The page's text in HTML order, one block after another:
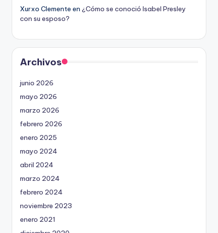
Xurxo Clemente en ¿Cómo se conoció Isabel Presley
con su esposo?
Archivos
junio 2026
mayo 2026
marzo 2026
febrero 2026
enero 2025
mayo 2024
abril 2024
marzo 2024
febrero 2024
noviembre 2023
enero 2021